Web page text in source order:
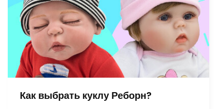
Как выбрать куклу Реборн?